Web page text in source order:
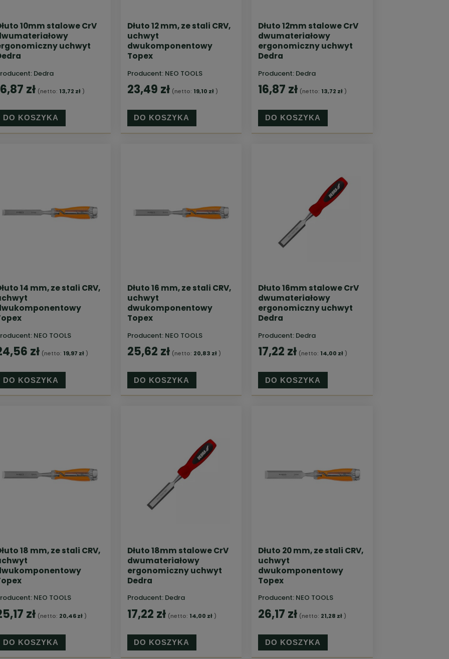
10mm stalowe CrV
uchwyt
Dedra
zł (netto: 13,72 zł)
DO KOSZYKA
Dłuto 12 mm, ze stali CRV,
uchwyt
dwukomponentowy
Topex
Producent: NEO TOOLS
23,49 zł (netto: 19,10 zł)
DO KOSZYKA
Dłuto 12mm stalowe CrV
dwumateriałowy
ergonomiczny uchwyt
Dedra
Producent: Dedra
16,87 zł (netto: 13,72 zł)
DO KOSZYKA
14 mm, ze stali CRV,
NEO TOOLS
zł (netto: 19,97 zł)
DO KOSZYKA
Dłuto 16 mm, ze stali CRV,
uchwyt
dwukomponentowy
Topex
Producent: NEO TOOLS
25,62 zł (netto: 20,83 zł)
DO KOSZYKA
Dłuto 16mm stalowe CrV
dwumateriałowy
ergonomiczny uchwyt
Dedra
Producent: Dedra
17,22 zł (netto: 14,00 zł)
DO KOSZYKA
18 mm, ze stali CRV,
NEO TOOLS
zł (netto: 20,46 zł)
DO KOSZYKA
Dłuto 18mm stalowe CrV
dwumateriałowy
ergonomiczny uchwyt
Dedra
Producent: Dedra
17,22 zł (netto: 14,00 zł)
DO KOSZYKA
Dłuto 20 mm, ze stali CRV,
uchwyt
dwukomponentowy
Topex
Producent: NEO TOOLS
26,17 zł (netto: 21,28 zł)
DO KOSZYKA